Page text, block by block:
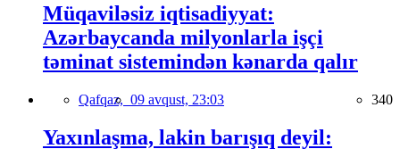
Müqaviləsiz iqtisadiyyat:
Azərbaycanda milyonlarla işçi
təminat sistemindən kənarda qalır
Qafqaz, 09 avqust, 23:03 340
Yaxınlaşma, lakin barışıq deyil: